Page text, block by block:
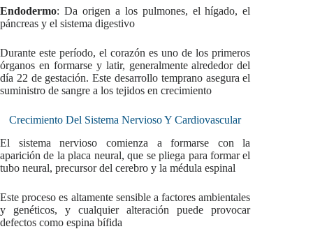
Endodermo: Da origen a los pulmones, el hígado, el
páncreas y el sistema digestivo
Durante este período, el corazón es uno de los primeros
órganos en formarse y latir, generalmente alrededor del
día 22 de gestación. Este desarrollo temprano asegura el
suministro de sangre a los tejidos en crecimiento
Crecimiento Del Sistema Nervioso Y Cardiovascular
El sistema nervioso comienza a formarse con la
aparición de la placa neural, que se pliega para formar el
tubo neural, precursor del cerebro y la médula espinal
Este proceso es altamente sensible a factores ambientales
y genéticos, y cualquier alteración puede provocar
defectos como espina bífida